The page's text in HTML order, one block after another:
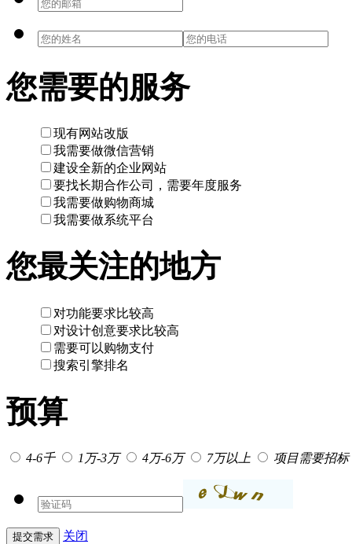
您需要的服务
现有网站改版
我需要做微信营销
建设全新的企业网站
要找长期合作公司，需要年度服务
我需要做购物商城
我需要做系统平台
您最关注的地方
对功能要求比较高
对设计创意要求比较高
需要可以购物支付
搜索引擎排名
预算
4-6千 1万-3万 4万-6万 7万以上 项目需要招标
关闭